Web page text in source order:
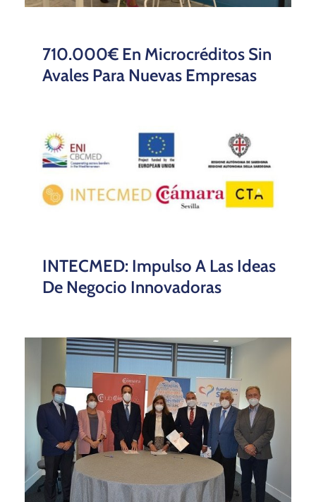
710.000€ En Microcréditos Sin
Avales Para Nuevas Empresas
INTECMED: Impulso A Las Ideas
De Negocio Innovadoras